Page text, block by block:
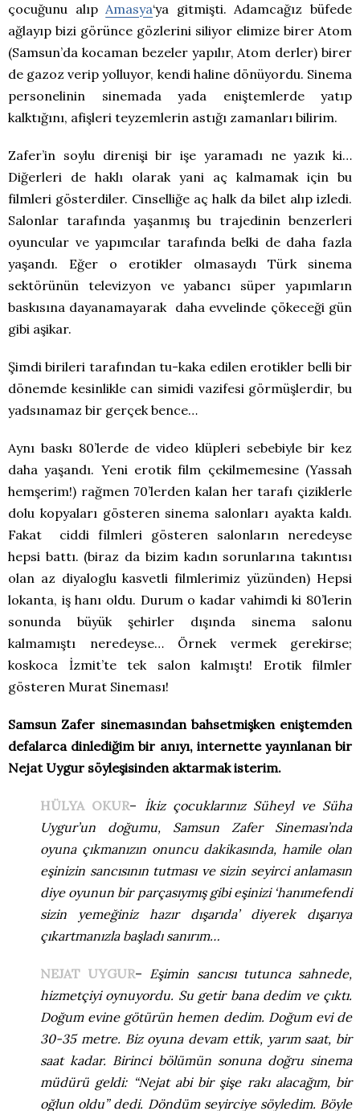
çocuğunu alıpAmasya‘ya gitmişti. Adamcağız büfede
ağlayıp bizi görünce gözlerini siliyor elimize birer Atom
(Samsun’da kocaman bezeler yapılır, Atom derler) birer
de gazoz verip yolluyor, kendi haline dönüyordu. Sinema
personelinin sinemada yada eniştemlerde yatıp
kalktığını, afişleri teyzemlerin astığı zamanları bilirim.
Zafer’in soylu direnişi bir işe yaramadı ne yazık ki…
Diğerleri de haklı olarak yani aç kalmamak için bu
filmleri gösterdiler. Cinselliğe aç halk da bilet alıp izledi.
Salonlar tarafında yaşanmış bu trajedinin benzerleri
oyuncular ve yapımcılar tarafında belki de daha fazla
yaşandı. Eğer o erotikler olmasaydı Türk sinema
sektörünün televizyon ve yabancı süper yapımların
baskısına dayanamayarak daha evvelinde çökeceği gün
gibi aşikar.
Şimdi birileri tarafından tu-kaka edilen erotikler belli bir
dönemde kesinlikle can simidi vazifesi görmüşlerdir, bu
yadsınamaz bir gerçek bence…
Aynı baskı 80’lerde de video klüpleri sebebiyle bir kez
daha yaşandı. Yeni erotik film çekilmemesine (Yassah
hemşerim!) rağmen 70’lerden kalan her tarafı çiziklerle
dolu kopyaları gösteren sinema salonları ayakta kaldı.
Fakat ciddi filmleri gösteren salonların neredeyse
hepsi battı. (biraz da bizim kadın sorunlarına takıntısı
olan az diyaloglu kasvetli filmlerimiz yüzünden) Hepsi
lokanta, iş hanı oldu. Durum o kadar vahimdi ki 80’lerin
sonunda büyük şehirler dışında sinema salonu
kalmamıştı neredeyse… Örnek vermek gerekirse;
koskoca İzmit’te tek salon kalmıştı! Erotik filmler
gösteren Murat Sineması!
Samsun Zafer sinemasından bahsetmişken eniştemden
defalarca dinlediğim bir anıyı, internette yayınlanan bir
Nejat Uygur söyleşisinden aktarmak isterim.
HÜLYA OKUR– İkiz çocuklarınız Süheyl ve Süha
Uygur’un doğumu, Samsun Zafer Sineması’nda
oyuna çıkmanızın onuncu dakikasında, hamile olan
eşinizin sancısının tutması ve sizin seyirci anlamasın
diye oyunun bir parçasıymış gibi eşinizi ‘hanımefendi
sizin yemeğiniz hazır dışarıda’ diyerek dışarıya
çıkartmanızla başladı sanırım…
NEJAT UYGUR– Eşimin sancısı tutunca sahnede,
hizmetçiyi oynuyordu. Su getir bana dedim ve çıktı.
Doğum evine götürün hemen dedim. Doğum evi de
30-35 metre. Biz oyuna devam ettik, yarım saat, bir
saat kadar. Birinci bölümün sonuna doğru sinema
müdürü geldi: “Nejat abi bir şişe rakı alacağım, bir
oğlun oldu” dedi. Döndüm seyirciye söyledim. Böyle